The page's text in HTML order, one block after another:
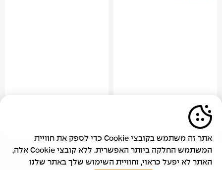
שולחן עץ שחור
מלבני צר (200/60)
אתר זה משתמש בקובצי Cookie כדי לספק את חוויית
המשתמש החלקה ביותר האפשרית. ללא קובצי Cookie אלה,
האתר לא יפעל כראוי, וחוויית השימוש שלך באתר שלנו